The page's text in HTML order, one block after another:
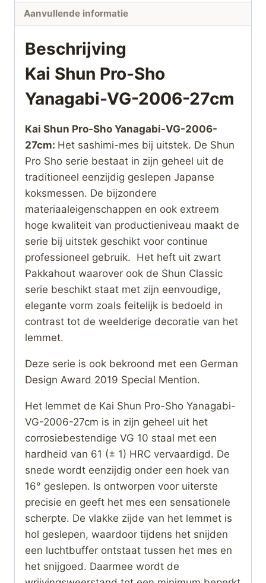
Aanvullende informatie
Beschrijving
Kai Shun Pro-Sho
Yanagabi-VG-2006-27cm
Kai Shun Pro-Sho Yanagabi-VG-2006-
27cm: Het sashimi-mes bij uitstek. De Shun
Pro Sho serie bestaat in zijn geheel uit de
traditioneel eenzijdig geslepen Japanse
koksmessen. De bijzondere
materiaaleigenschappen en ook extreem
hoge kwaliteit van productieniveau maakt de
serie bij uitstek geschikt voor continue
professioneel gebruik. Het heft uit zwart
Pakkahout waarover ook de Shun Classic
serie beschikt staat met zijn eenvoudige,
elegante vorm zoals feitelijk is bedoeld in
contrast tot de weelderige decoratie van het
lemmet.
Deze serie is ook bekroond met een German
Design Award 2019 Special Mention.
Het lemmet de Kai Shun Pro-Sho Yanagabi-
VG-2006-27cm is in zijn geheel uit het
corrosiebestendige VG 10 staal met een
hardheid van 61 (± 1) HRC vervaardigd. De
snede wordt eenzijdig onder een hoek van
16° geslepen. Is ontworpen voor uiterste
precisie en geeft het mes een sensationele
scherpte. De vlakke zijde van het lemmet is
hol geslepen, waardoor tijdens het snijden
een luchtbuffer ontstaat tussen het mes en
het snijgoed. Daarmee wordt de